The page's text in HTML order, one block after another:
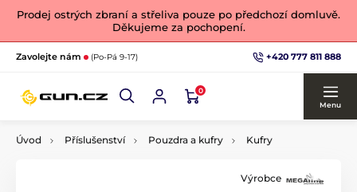
Prodej ostrých zbraní a střeliva pouze po předchozí domluvě.
Děkujeme za pochopení.
Zavolejte nám (Po-Pá 9-17) +420 777 811 888
0
Menu
Úvod Příslušenství Pouzdra a kufry Kufry
Výrobce